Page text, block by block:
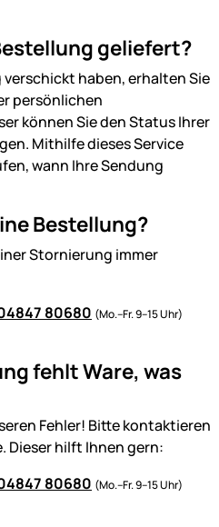
geliefert?
haben, erhalten Sie
persönlichen
können Sie den Status Ihrer
Mithilfe dieses Service
wann Ihre Sendung
Bestellung?
Stornierung immer
80680 (Mo.–Fr. 9–15 Uhr)
fehlt Ware, was
Fehler! Bitte kontaktieren
Dieser hilft Ihnen gern:
80680 (Mo.–Fr. 9–15 Uhr)